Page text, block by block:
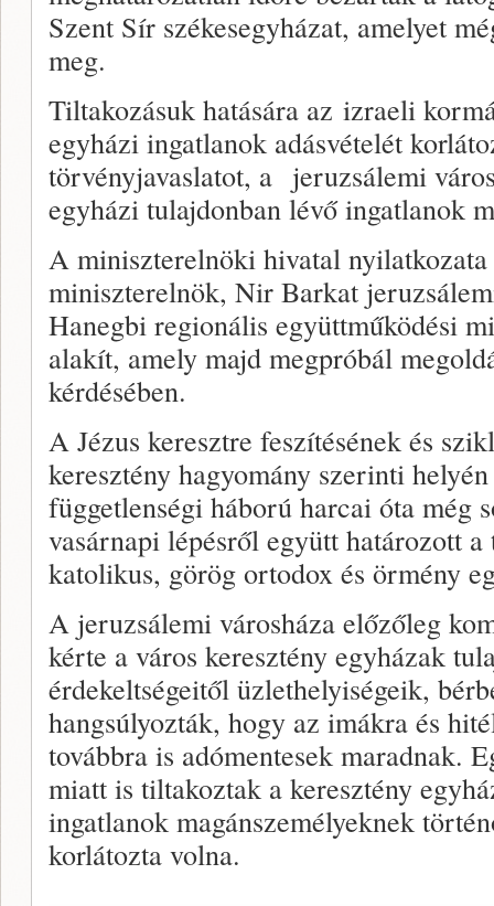
Szent Sír székesegyházat, amelyet
meg.
Tiltakozásuk hatására az izraeli
egyházi ingatlanok adásvételét
törvényjavaslatot, a jeruzsálemi
egyházi tulajdonban lévő ingatlanok
A miniszterelnöki hivatal
miniszterelnök, Nir Barkat
Hanegbi regionális együttműködési
alakít, amely majd megpróbál
kérdésében.
A Jézus keresztre feszítésének és
keresztény hagyomány szerinti
függetlenségi háború harcai óta még
vasárnapi lépésről együtt határozott
katolikus, görög ortodox és örmény
A jeruzsálemi városháza előzőleg
kérte a város keresztény egyházak
érdekeltségeitől üzlethelyiségeik,
hangsúlyozták, hogy az imákra és
továbbra is adómentesek maradnak.
miatt is tiltakoztak a keresztény
ingatlanok magánszemélyeknek
korlátozta volna.